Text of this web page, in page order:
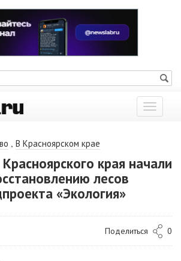
Показать
меню
, В Красноярском крае
края начали
лесов
«Экология»
Поделиться 0